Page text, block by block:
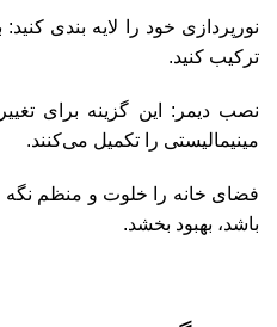
نورپردازی خود را لایه بندی
ترکیب کنید.
نصب دیمر: این گزینه برای
مینیمالیستی را تکمیل می‌کنند.
فضای خانه را خلوت و منظم نگه
باشد، بهبود بخشد.